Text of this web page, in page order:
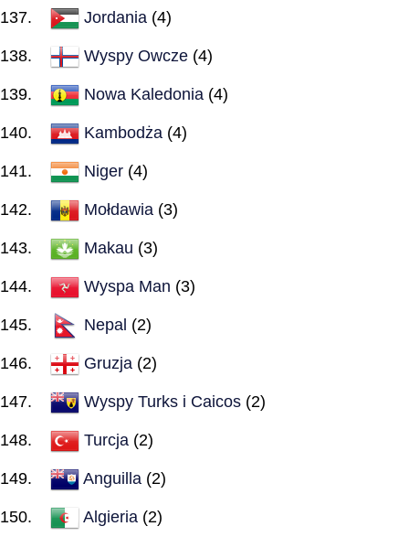
Jordania (4)
Wyspy Owcze (4)
Nowa Kaledonia (4)
Kambodża (4)
Niger (4)
Mołdawia (3)
Makau (3)
Wyspa Man (3)
Nepal (2)
Gruzja (2)
Wyspy Turks i Caicos (2)
Turcja (2)
Anguilla (2)
Algieria (2)